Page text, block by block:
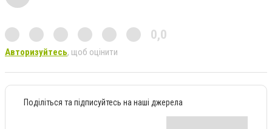
0,0
Авторизуйтесь, щоб оцінити
Поділіться та підписуйтесь на наші джерела